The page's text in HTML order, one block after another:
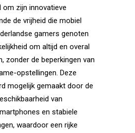
om zijn innovatieve
de vrijheid die mobiel
gamers genoten
om altijd en overal
zonder de beperkingen van
opstellingen. Deze
mogelijk gemaakt door de
van
en stabiele
waardoor een rijke